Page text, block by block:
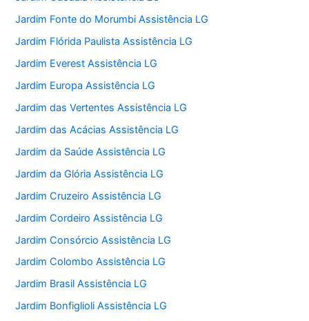
Jardim Fonte do Morumbi Assistência LG
Jardim Flórida Paulista Assistência LG
Jardim Everest Assistência LG
Jardim Europa Assistência LG
Jardim das Vertentes Assistência LG
Jardim das Acácias Assistência LG
Jardim da Saúde Assistência LG
Jardim da Glória Assistência LG
Jardim Cruzeiro Assistência LG
Jardim Cordeiro Assistência LG
Jardim Consórcio Assistência LG
Jardim Colombo Assistência LG
Jardim Brasil Assistência LG
Jardim Bonfiglioli Assistência LG